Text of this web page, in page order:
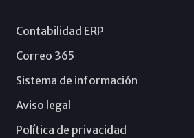
Contabilidad ERP
Correo 365
Sistema de información
Aviso legal
Política de privacidad